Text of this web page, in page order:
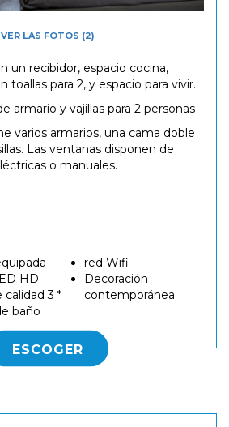
VER LAS FOTOS (2)
un recibidor, espacio cocina,
toallas para 2, y espacio para vivir.
armario y vajillas para 2 personas
varios armarios, una cama doble
Las ventanas disponen de
o manuales.
HD
calidad 3 *
baño
red Wifi
Decoración
contemporánea
ESCOGER